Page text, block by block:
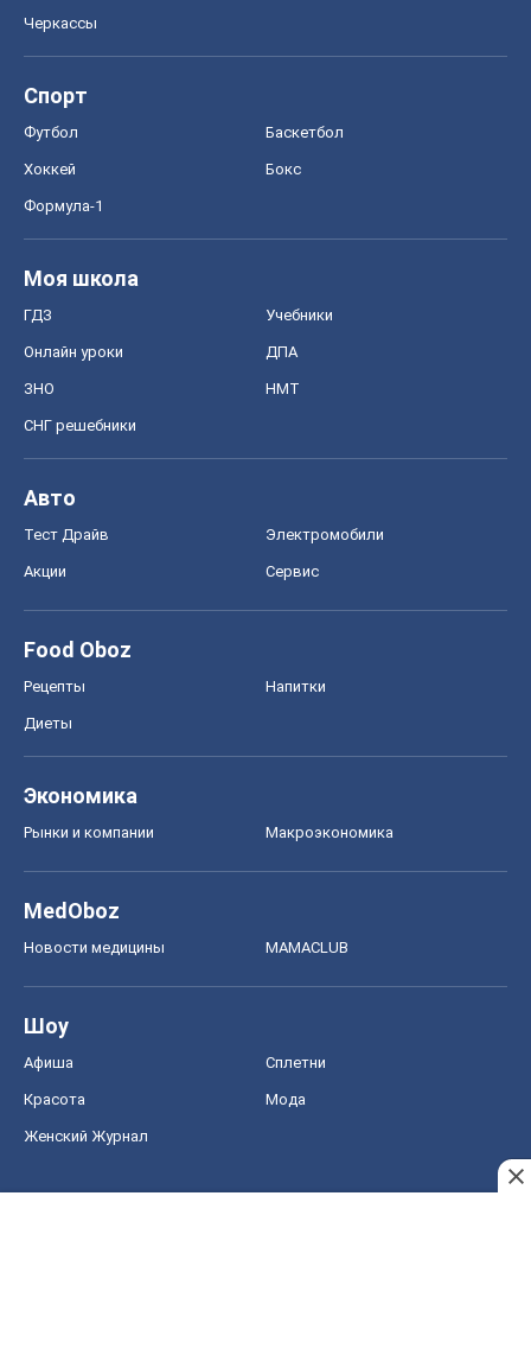
Черкассы
Спорт
Футбол Баскетбол
Хоккей Бокс
Формула-1
Моя школа
ГДЗ Учебники
Онлайн уроки ДПА
ЗНО НМТ
СНГ решебники
Авто
Тест Драйв Электромобили
Акции Сервис
Food Oboz
Рецепты Напитки
Диеты
Экономика
Рынки и компании Mакроэкономика
MedOboz
Новости медицины MAMACLUB
Шоу
Афиша Сплетни
Красота Мода
Женский Журнал